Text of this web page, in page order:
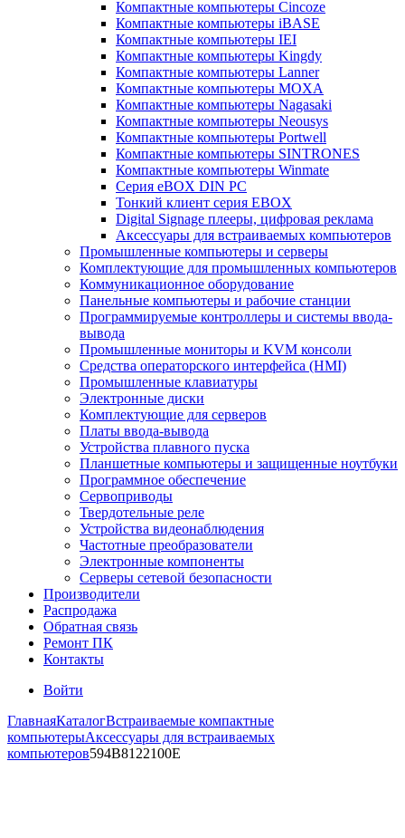
Компактные компьютеры Cincoze
Компактные компьютеры iBASE
Компактные компьютеры IEI
Компактные компьютеры Kingdy
Компактные компьютеры Lanner
Компактные компьютеры MOXA
Компактные компьютеры Nagasaki
Компактные компьютеры Neousys
Компактные компьютеры Portwell
Компактные компьютеры SINTRONES
Компактные компьютеры Winmate
Серия eBOX DIN PC
Тонкий клиент серия EBOX
Digital Signage плееры, цифровая реклама
Аксессуары для встраиваемых компьютеров
Промышленные компьютеры и серверы
Комплектующие для промышленных компьютеров
Коммуникационное оборудование
Панельные компьютеры и рабочие станции
Программируемые контроллеры и системы ввода-
вывода
Промышленные мониторы и KVM консоли
Средства операторского интерфейса (HMI)
Промышленные клавиатуры
Электронные диски
Комплектующие для серверов
Платы ввода-вывода
Устройства плавного пуска
Планшетные компьютеры и защищенные ноутбуки
Программное обеспечение
Сервоприводы
Твердотельные реле
Устройства видеонаблюдения
Частотные преобразователи
Электронные компоненты
Серверы сетевой безопасности
Производители
Распродажа
Обратная связь
Ремонт ПК
Контакты
Войти
ГлавнаяКаталогВстраиваемые компактные
компьютерыАксессуары для встраиваемых
компьютеров594B8122100E